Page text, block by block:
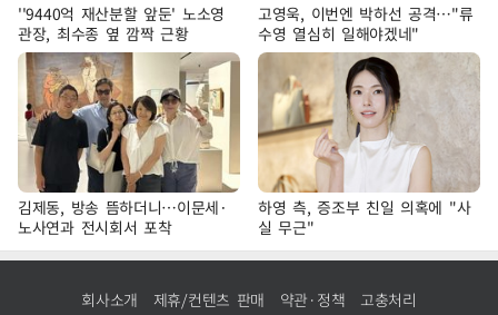
''9440억 재산분할 앞둔' 노소영
관장, 최수종 옆 깜짝 근황
고영욱, 이번엔 박하선 공격…"류
수영 열심히 일해야겠네"
김제동, 방송 뜸하더니…이문세·
노사연과 전시회서 포착
하영 측, 증조부 친일 의혹에 "사
실 무근"
회사소개 제휴/컨텐츠 판매 약관·정책 고충처리